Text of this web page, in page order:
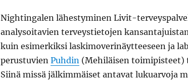
Nightingalen lähestyminen Livit-
analysoitavien terveystietojen
kuin esimerkiksi laskimoverinäytteeseen ja
perustuvien Puhdin(Mehiläisen toimipisteet)
Siinä missä jälkimmäiset antavat lukuarvoja